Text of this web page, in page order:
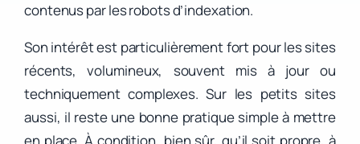
contenus par les robots d’indexation.
Son intérêt est particulièrement fort pour les sites
récents, volumineux, souvent mis à jour ou
techniquement complexes. Sur les petits sites
aussi, il reste une bonne pratique simple à mettre